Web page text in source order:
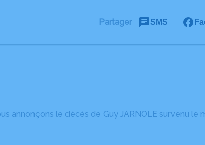
Partager SMS
annonçons le décès de Guy JARNOLE survenu le